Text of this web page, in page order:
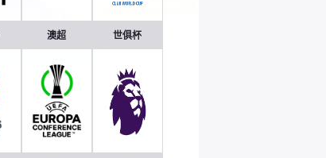
澳超 世俱杯